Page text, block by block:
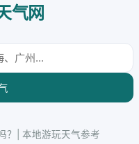
气网
？| 本地游玩天气参考